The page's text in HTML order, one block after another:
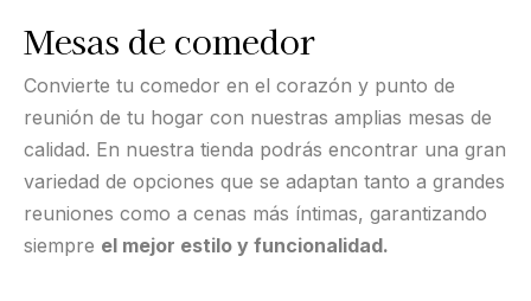
Mesas de comedor
Convierte tu comedor en el corazón y punto de
reunión de tu hogar con nuestras amplias mesas de
calidad. En nuestra tienda podrás encontrar una gran
variedad de opciones que se adaptan tanto a grandes
reuniones como a cenas más íntimas, garantizando
siempre el mejor estilo y funcionalidad.